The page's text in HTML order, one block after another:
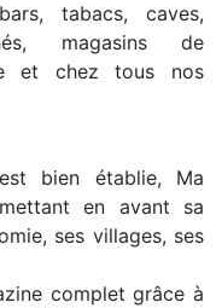
tabacs, caves,
magasins de
et chez tous nos
bien établie, Ma
en avant sa
ses villages, ses
complet grâce à